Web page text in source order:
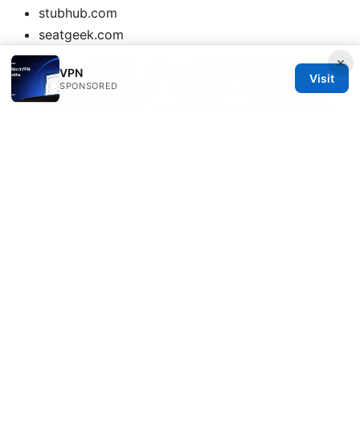
stubhub.com
seatgeek.com
温馨提示：若你愿意，我们可以把这份攻略本地化到你常
去的城市与你关注的球队，帮你生成一份专属的“购买日
×
VPN
SPONSORED
Visit